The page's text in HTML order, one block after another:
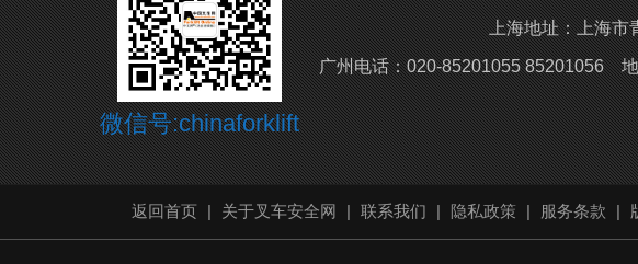
上海地址：上海
广州电话：020-85201055 85201056
微信号:chinaforklift
返回首页 | 关于叉车安全网 | 联系我们 | 隐私政策 | 服务条款 |